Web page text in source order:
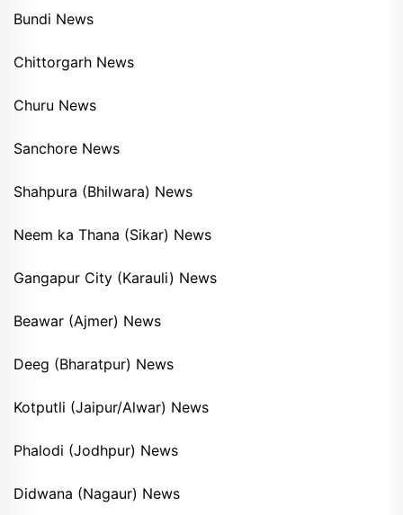
Bundi News
Chittorgarh News
Churu News
Sanchore News
Shahpura (Bhilwara) News
Neem ka Thana (Sikar) News
Gangapur City (Karauli) News
Beawar (Ajmer) News
Deeg (Bharatpur) News
Kotputli (Jaipur/Alwar) News
Phalodi (Jodhpur) News
Didwana (Nagaur) News